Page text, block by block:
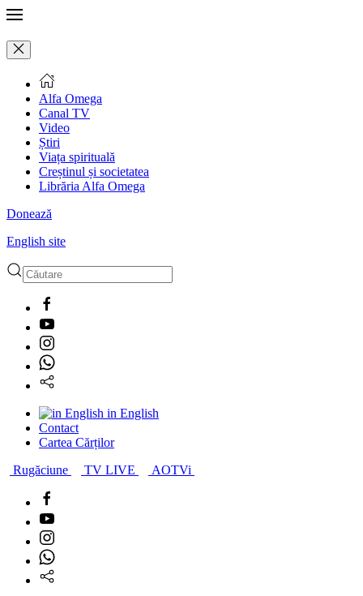
Alfa Omega
Canal TV
Video
Știri
Viața spirituală
Creștinul și societatea
Librăria Alfa Omega
Donează
English site
for results.
in English
Contact
Cartea Cărților
Rugăciune
TV LIVE AOTVi